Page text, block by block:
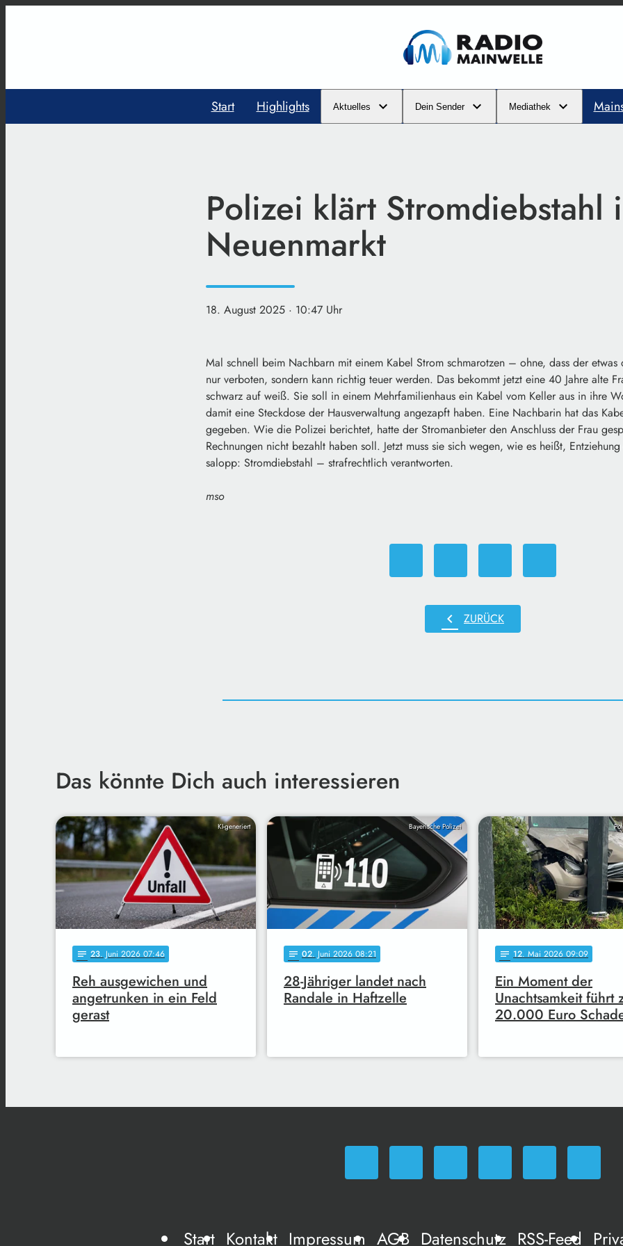
Start Highlights Aktuelles Dein Sender Mediathek
Polizei klärt Stromdiebstahl
Neuenmarkt
18. August 2025 · 10:47 Uhr
Mal schnell beim Nachbarn mit einem Kabel Strom schmarotzen – ohne, dass der
nur verboten, sondern kann richtig teuer werden. Das bekommt jetzt eine 40 Jahre alte
schwarz auf weiß. Sie soll in einem Mehrfamilienhaus ein Kabel vom Keller aus in ihre
damit eine Steckdose der Hausverwaltung angezapft haben. Eine Nachbarin hat das
gegeben. Wie die Polizei berichtet, hatte der Stromanbieter den Anschluss der Frau
Rechnungen nicht bezahlt haben soll. Jetzt muss sie sich wegen, wie es heißt,
salopp: Stromdiebstahl – strafrechtlich verantworten.
mso
chevron_left ZURÜCK
Das könnte Dich auch interessieren
KI-generiert
notes 23. Juni 2026 07:46
Reh ausgewichen und
angetrunken in ein Feld
gerast
Bayerische Polizei
notes 02. Juni 2026 08:21
28-Jähriger landet nach
Randale in Haftzelle
notes 12. Mai 2026 09:09
Ein Moment der
Unachtsamkeit führt
20.000 Euro
Start Kontakt Impressum AGB Datenschutz RSS-Feed